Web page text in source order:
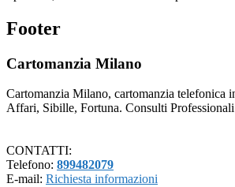
Footer
Cartomanzia Milano
Cartomanzia Milano, cartomanzia telefonica
Affari, Sibille, Fortuna. Consulti
CONTATTI:
Telefono: 899482079
E-mail: Richiesta informazioni